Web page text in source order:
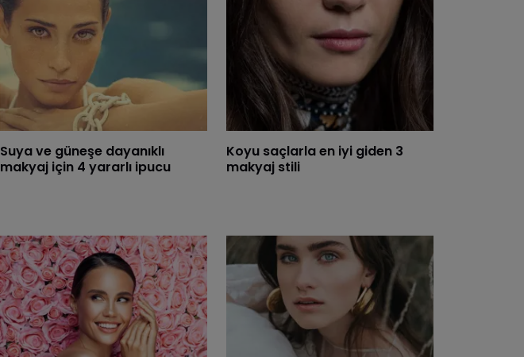
Suya ve güneşe dayanıklı
makyaj için 4 yararlı ipucu
Koyu saçlarla en iyi giden 3
makyaj stili